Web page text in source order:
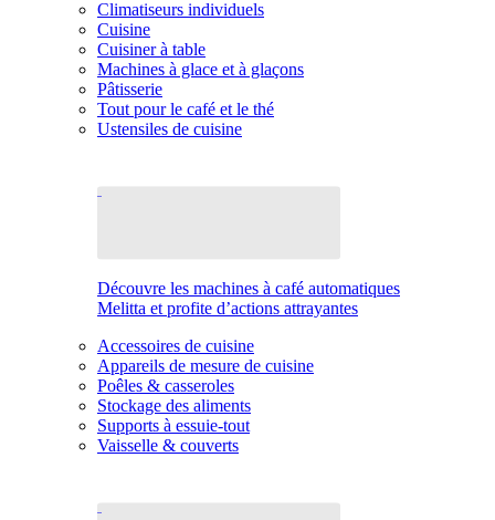
Climatiseurs individuels
Cuisine
Cuisiner à table
Machines à glace et à glaçons
Pâtisserie
Tout pour le café et le thé
Ustensiles de cuisine
Découvre les machines à café automatiques
Melitta et profite d’actions attrayantes
Accessoires de cuisine
Appareils de mesure de cuisine
Poêles & casseroles
Stockage des aliments
Supports à essuie-tout
Vaisselle & couverts